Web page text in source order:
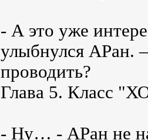
- А это уже
улыбнулся АРан.
проводить?
Глава 5. Класс
- Ну… - АРан не